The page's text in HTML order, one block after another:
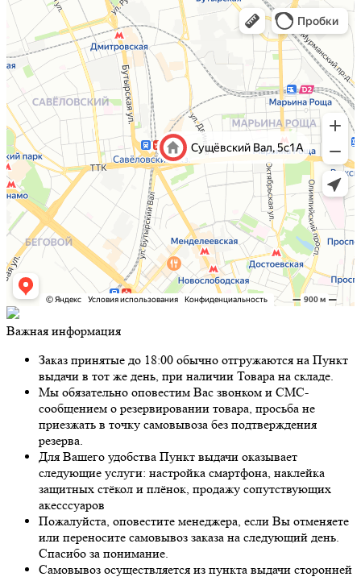
Важная информация
Заказ принятые до 18:00 обычно отгружаются на Пункт
выдачи в тот же день, при наличии Товара на складе.
Мы обязательно оповестим Вас звонком и СМС-
сообщением о резервировании товара, просьба не
приезжать в точку самовывоза без подтверждения
резерва.
Для Вашего удобства Пункт выдачи оказывает
следующие услуги: настройка смартфона, наклейка
защитных стёкол и плёнок, продажу сопутствующих
акесссуаров
Пожалуйста, оповестите менеджера, если Вы отменяете
или переносите самовывоз заказа на следующий день.
Спасибо за понимание.
Самовывоз осуществляется из пункта выдачи сторонней